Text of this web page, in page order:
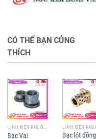
CÓ THỂ BẠN CỦNG
THÍCH
Bạc Vai
Bạc lót đồng